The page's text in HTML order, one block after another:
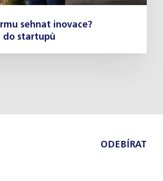
sehnat inovace?
do startupů
ODEBÍRAT